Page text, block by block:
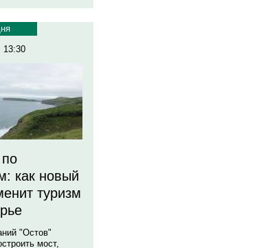
13:30
как новый
туризм
"Остов"
мост,